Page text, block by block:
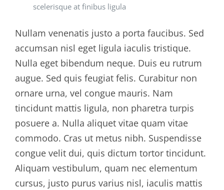
scelerisque at finibus ligula
Nullam venenatis justo a porta faucibus. Sed
accumsan nisl eget ligula iaculis tristique.
Nulla eget bibendum neque. Duis eu rutrum
augue. Sed quis feugiat felis. Curabitur non
ornare urna, vel congue mauris. Nam
tincidunt mattis ligula, non pharetra turpis
posuere a. Nulla aliquet vitae quam vitae
commodo. Cras ut metus nibh. Suspendisse
congue velit dui, quis dictum tortor tincidunt.
Aliquam vestibulum, quam nec elementum
cursus, justo purus varius nisl, iaculis mattis